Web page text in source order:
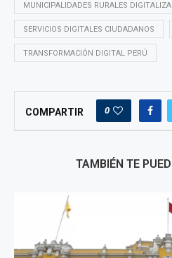
MUNICIPALIDADES RURALES
SERVICIOS DIGITALES CIUDADANOS
TRANSFORMACIÓN DIGITAL PERÚ
COMPARTIR 0
TAMBIÉN TE